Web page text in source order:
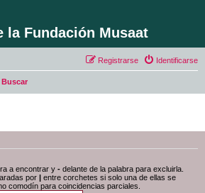
la Fundación Musaat
Identificarse
Registrarse
Buscar
a encontrar y - delante de la palabra para excluirla.
por | entre corchetes si solo una de ellas se
comodín para coincidencias parciales.